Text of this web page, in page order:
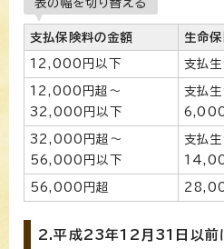
支払保険料の金額 生命
12,000円以下 支払
12,000円超～
32,000円以下
支払
32,000円超～
56,000円以下
支払
56,000円超
2.平成23年12月31日以前